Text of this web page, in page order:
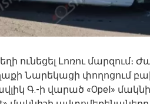
ունեցել Լոռու մարզում։
Նարեկացի փողոցում
Գ.-ի վարած «Opel»